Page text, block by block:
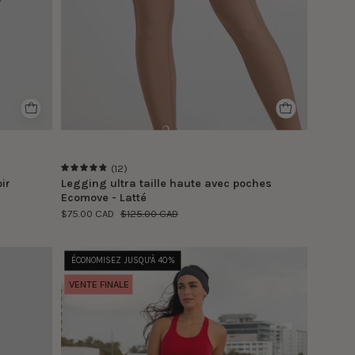
4.9
(12)
Legging ultra taille haute avec poches
Ecomove - Latté
$75.00 CAD $125.00 CAD
porte
la
taille
S
ÉCONOMISEZ JUSQU'À 40%
VENTE FINALE